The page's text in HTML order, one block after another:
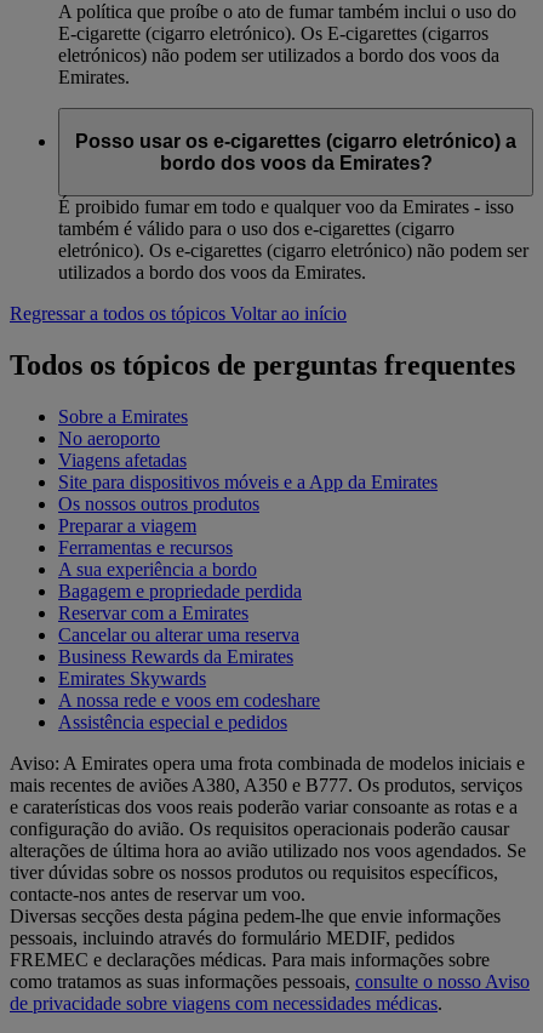
A política que proíbe o ato de fumar também inclui o uso do
E-cigarette (cigarro eletrónico). Os E-cigarettes (cigarros
eletrónicos) não podem ser utilizados a bordo dos voos da
Emirates.
Posso usar os e-cigarettes (cigarro eletrónico) a
bordo dos voos da Emirates?
É proibido fumar em todo e qualquer voo da Emirates - isso
também é válido para o uso dos e-cigarettes (cigarro
eletrónico). Os e-cigarettes (cigarro eletrónico) não podem ser
utilizados a bordo dos voos da Emirates.
Regressar a todos os tópicos Voltar ao início
Todos os tópicos de perguntas frequentes
Sobre a Emirates
No aeroporto
Viagens afetadas
Site para dispositivos móveis e a App da Emirates
Os nossos outros produtos
Preparar a viagem
Ferramentas e recursos
A sua experiência a bordo
Bagagem e propriedade perdida
Reservar com a Emirates
Cancelar ou alterar uma reserva
Business Rewards da Emirates
Emirates Skywards
A nossa rede e voos em codeshare
Assistência especial e pedidos
Aviso: A Emirates opera uma frota combinada de modelos iniciais e
mais recentes de aviões A380, A350 e B777. Os produtos, serviços
e caraterísticas dos voos reais poderão variar consoante as rotas e a
configuração do avião. Os requisitos operacionais poderão causar
alterações de última hora ao avião utilizado nos voos agendados. Se
tiver dúvidas sobre os nossos produtos ou requisitos específicos,
contacte-nos antes de reservar um voo.
Diversas secções desta página pedem-lhe que envie informações
pessoais, incluindo através do formulário MEDIF, pedidos
FREMEC e declarações médicas. Para mais informações sobre
como tratamos as suas informações pessoais, consulte o nosso Aviso
de privacidade sobre viagens com necessidades médicas.